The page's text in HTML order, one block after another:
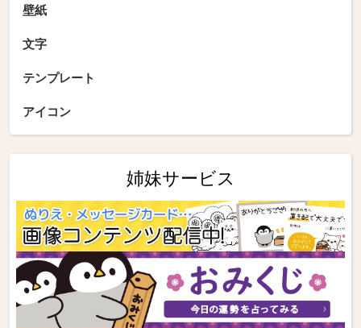
壁紙
文字
テンプレート
アイコン
姉妹サービス